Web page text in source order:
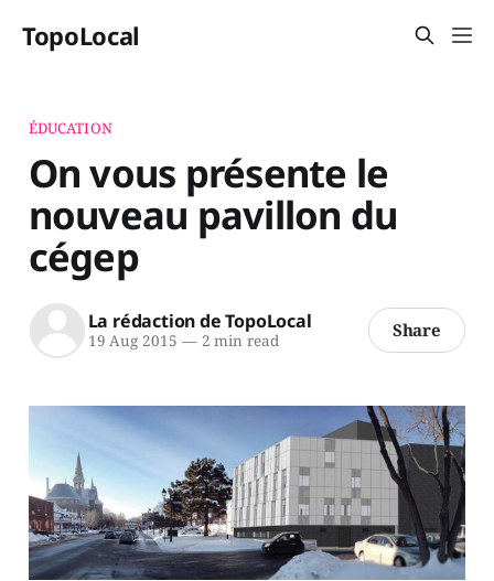
TopoLocal
ÉDUCATION
On vous présente le
nouveau pavillon du
cégep
La rédaction de TopoLocal
19 Aug 2015 —2 min read Share